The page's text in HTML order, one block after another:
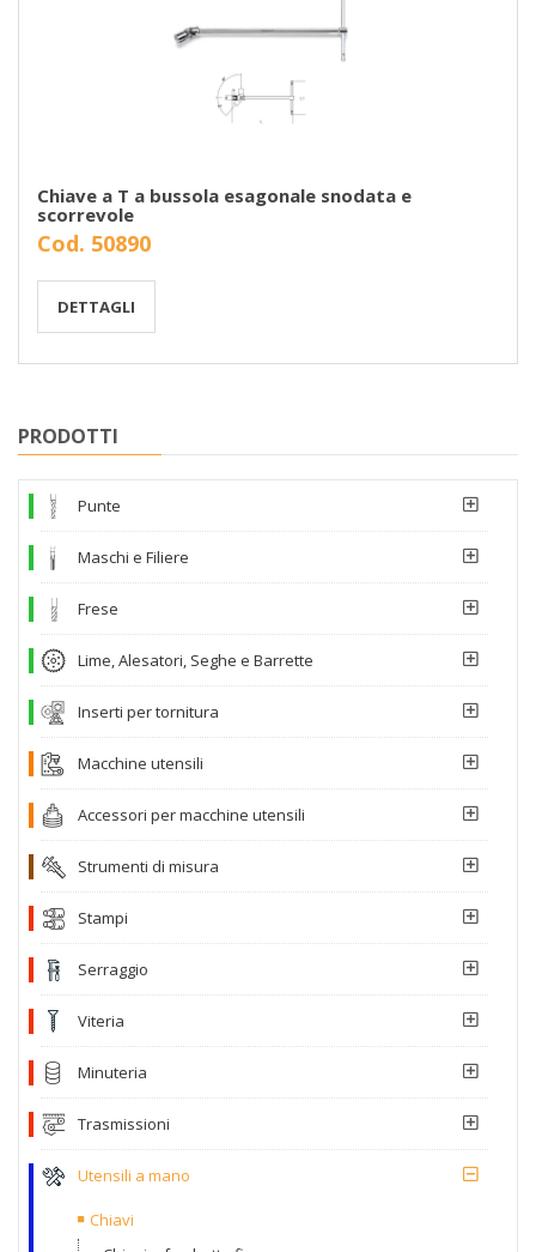
Chiave a T a bussola esagonale snodata e
scorrevole
Cod. 50890
DETTAGLI
PRODOTTI
Punte
Maschi e Filiere
Frese
Lime, Alesatori, Seghe e Barrette
Inserti per tornitura
Macchine utensili
Accessori per macchine utensili
Strumenti di misura
Stampi
Serraggio
Viteria
Minuteria
Trasmissioni
Utensili a mano
Chiavi